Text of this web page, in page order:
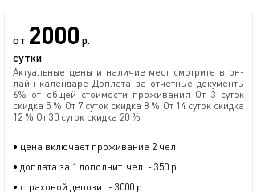
от 2000 р.
сутки
Актуальные цены и наличие мест смотрите в он-
лайн календаре Доплата за отчетные документы
6% от общей стоимости проживания От 3 суток
скидка 5 % От 7 суток скидка 8 % От 14 суток скидка
12 % От 30 суток скидка 20 %
• цена включает проживание 2 чел.
• доплата за 1 дополнит. чел. - 350 р.
• страховой депозит - 3000 р.